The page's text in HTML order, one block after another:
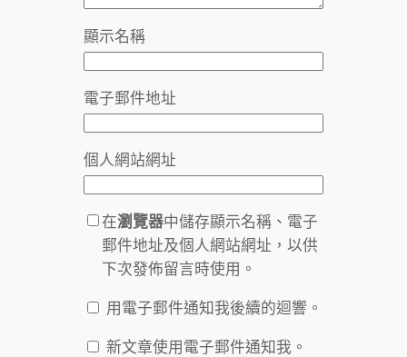
顯示名稱
電子郵件地址
個人網站網址
在瀏覽器中儲存顯示名稱、電子
郵件地址及個人網站網址，以供
下次發佈留言時使用。
用電子郵件通知我後續的迴響。
新文章使用電子郵件通知我。